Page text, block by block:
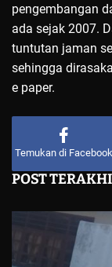
pengembangan
ada sejak 2007.
tuntutan jaman
sehingga
e paper.
Temukan di Facebook
POST